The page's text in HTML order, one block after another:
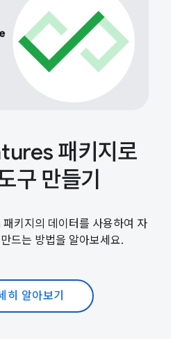
패키지로
구 만들기
키지의 데이터를 사용하여 자
드는 방법을 알아보세요.
히 알아보기